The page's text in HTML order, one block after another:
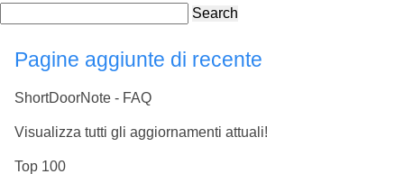
Search
Pagine aggiunte di recente
ShortDoorNote - FAQ
Visualizza tutti gli aggiornamenti attuali!
Top 100